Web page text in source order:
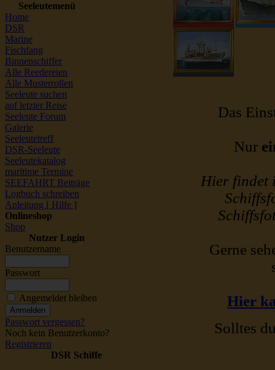
Seeleutemenü
Home
DSR
Marine
Fischfang
Binnenschiffer
Alle Reedereien
Alle Musterrollen
Seeleute suchen
auf letzter Reise
Seeleute Forum
Galerie
Seeleutetreff
DSR-Seeleute
Seeleutekatalog
maritime Termine
SEEFAHRT Beiträge
Logbuch schreiben
Anleitung [ Hilfe ]
Onlineshop
Shop
Nutzer Login
Benutzername
Passwort
Angemeldet bleiben
Passwort vergessen?
Noch kein Benutzerkonto?
Registrieren
DSR Schiffe
Das
Nur
Hier findet
Gerne
Hier
Solltes